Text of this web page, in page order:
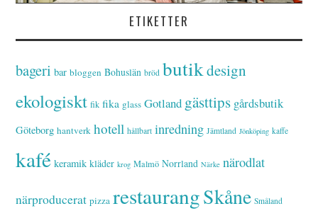
ETIKETTER
bageri bar bloggen Bohuslän bröd butikdesign
ekologiskt fik fika glass Gotland gästtips gårdsbutik
Göteborg hantverk hotell hållbart inredning Jämtland Jönköping kaffe
kafé keramik kläder krog Malmö Norrland Närke närodlat
närproducerat pizza restaurangSkåne Småland